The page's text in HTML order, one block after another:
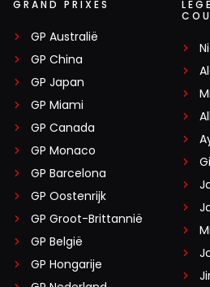
GRAND PRIXES
GP Australië
GP China
GP Japan
GP Miami
GP Canada
GP Monaco
GP Barcelona
GP Oostenrijk
GP Groot-Brittannië
GP België
GP Hongarije